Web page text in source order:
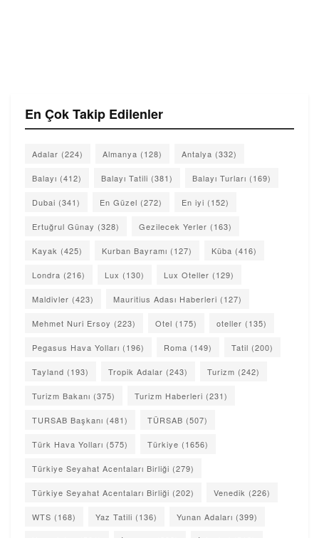
En Çok Takip Edilenler
Adalar (224) Almanya (128) Antalya (332)
Balayı (412) Balayı Tatili (381) Balayı Turları (169)
Dubai (341) En Güzel (272) En iyi (152)
Ertuğrul Günay (328) Gezilecek Yerler (163)
Kayak (425) Kurban Bayramı (127) Küba (416)
Londra (216) Lux (130) Lux Oteller (129)
Maldivler (423) Mauritius Adası Haberleri (127)
Mehmet Nuri Ersoy (223) Otel (175) oteller (135)
Pegasus Hava Yolları (196) Roma (149) Tatil (200)
Tayland (193) Tropik Adalar (243) Turizm (242)
Turizm Bakanı (375) Turizm Haberleri (231)
TURSAB Başkanı (481) TÜRSAB (507)
Türk Hava Yolları (575) Türkiye (1656)
Türkiye Seyahat Acentaları Birliği (279)
Türkiye Seyahat Acentaları Birliği (202) Venedik (226)
WTS (168) Yaz Tatili (136) Yunan Adaları (399)